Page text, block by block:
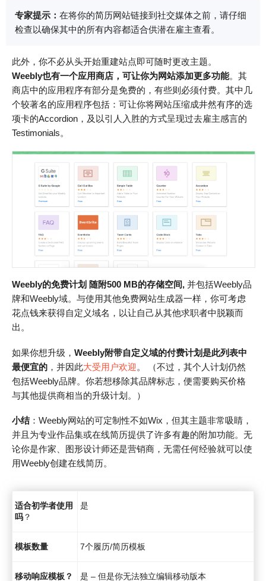
专家提示： 在将你的简历网站链接到社交媒体之前，请仔细
检查以确保其中的所有内容都适合供潜在雇主查看。
此外，你不必从头开始重建站点即可随时更改主题。
Weebly也有一个应用商店，可让你为网站添加更多功能。其
商店中的应用程序有部分是免费的，有些则必须付费。其中几
个较著名的应用程序包括：可让你将网站压缩成井然有序的选
项卡的Accordion，及以引人入胜的方式呈现过去雇主感言的
Testimonials。
Weebly的免费计划 随附500 MB的存储空间, 并包括Weebly品
牌和Weebly域。与使用其他免费网站生成器一样，你可考虑
花点钱来获得自定义域名，以让自己从其他求职者中脱颖而
出。
如果你想升级， Weebly附带自定义域的付费计划是此列表中
最便宜的 ，并因此大受用户欢迎 。 （不过，其个人计划仍然
包括Weebly品牌。你若想移除其品牌标志，便需要购买价格
与其他提供商相当的升级计划。）
小结：Weebly网站的可定制性不如Wix，但其主题非常吸睛，
并且为专业作品集或在线简历提供了许多有趣的附加功能。无
论你是作家、图形设计师还是营销商，无需任何经验就可以使
用Weebly创建在线简历。
适合初学者使用
吗 ？
是
模板数量 7个履历/简历模板
移动响应模板？ 是 – 但是你无法独立编辑移动版本